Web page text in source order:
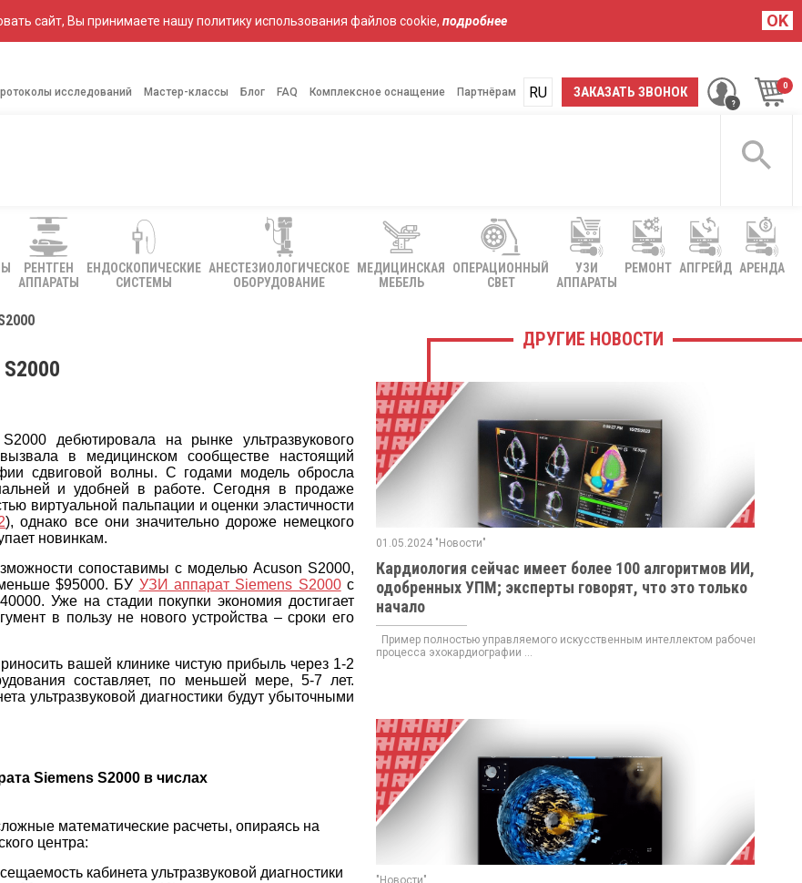
сайт, Вы принимаете нашу политику использования файлов cookie, подробнее OK
исследований Мастер-классы Блог FAQ Комплексное оснащение Партнёрам ЗАКАЗАТЬ ЗВОНОК
RU
UA
РЕНТГЕН
АППАРАТЫ
ЕНДОСКОПИЧЕСКИЕ
СИСТЕМЫ
АНЕСТЕЗИОЛОГИЧЕСКОЕ
ОБОРУДОВАНИЕ
МЕДИЦИНСКАЯ
МЕБЕЛЬ
ОПЕРАЦИОННЫЙ
СВЕТ
УЗИ
АППАРАТЫ
РЕМОНТ АПГРЕЙД АРЕНДА
дебютировала на рынке ультразвукового
в медицинском сообществе настоящий
сдвиговой волны. С годами модель обросла
и удобней в работе. Сегодня в продаже
виртуальной пальпации и оценки эластичности
), однако все они значительно дороже немецкого
новинкам.
сопоставимы с моделью Acuson S2000,
$95000. БУ УЗИ аппарат Siemens S2000с
Уже на стадии покупки экономия достигает
в пользу не нового устройства – сроки его
вашей клинике чистую прибыль через 1-2
составляет, по меньшей мере, 5-7 лет.
ультразвуковой диагностики будут убыточными
Siemens S2000 в числах
математические расчеты, опираясь на
центра:
кабинета ультразвуковой диагностики
ДРУГИЕ НОВОСТИ
01.05.2024 "Новости"
Кардиология сейчас имеет более 100 алгоритмов ИИ,
одобренных УПМ; эксперты говорят, что это только
начало
Пример полностью управляемого искусственным интеллектом рабочего
процесса эхокардиографии ...
"Новости"